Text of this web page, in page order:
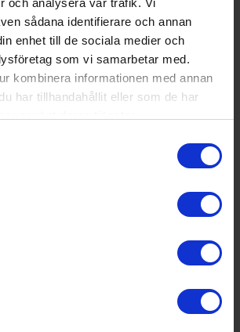
och analysera vår trafik. Vi
sådana identifierare och annan
enhet till de sociala medier och
som vi samarbetar med.
kombinera informationen med annan
har tillhandahållit eller som de har
- Matt svart